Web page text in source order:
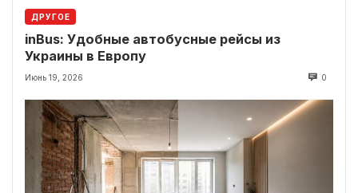
ДРУГОЕ
inBus: Удобные автобусные рейсы из
Украины в Европу
Июнь 19, 2026 0